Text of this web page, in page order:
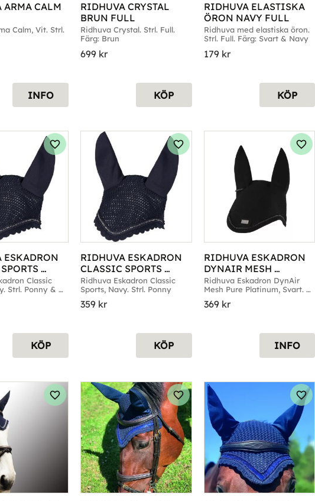
ARMA CALM
Calm, Vit. Strl.
INFO
RIDHUVA CRYSTAL
BRUN FULL
Ridhuva Crystal. Strl. Full.
Färg: Brun
699kr
KÖP
RIDHUVA ELASTISKA
ÖRON NAVY FULL
Ridhuva med elastiska öron.
Strl. Full. Färg: Svart & Navy
179kr
KÖP
ESKADRON
Classic
Strl. Ponny &
Lägg till i favoriter
KÖP
RIDHUVA ESKADRON
CLASSIC SPORTS
NAVY PONNY
Ridhuva Eskadron Classic
Sports, Navy. Strl. Ponny
359kr
Lägg till i favoriter
KÖP
RIDHUVA ESKADRON
DYNAIR MESH
PLATINUM PURE
SVART FULL
Ridhuva Eskadron DynAir
Mesh Pure Platinum, Svart.
369kr
INFO
Lägg till i favoriter Lägg till i favoriter